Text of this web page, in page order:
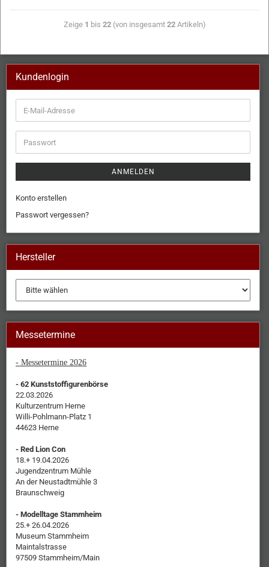
Zeige 1 bis 22(von insgesamt 22Artikeln)
Kundenlogin
ANMELDEN
Konto erstellen
Passwort vergessen?
Hersteller
Messetermine
- Messetermine 2026
- 62 Kunststoffigurenbörse
22.03.2026
Kulturzentrum Herne
Willi-Pohlmann-Platz 1
44623 Herne
- Red Lion Con
18.+ 19.04.2026
Jugendzentrum Mühle
An der Neustadtmühle 3
Braunschweig
- Modelltage Stammheim
25.+ 26.04.2026
Museum Stammheim
Maintalstrasse
97509 Stammheim/Main